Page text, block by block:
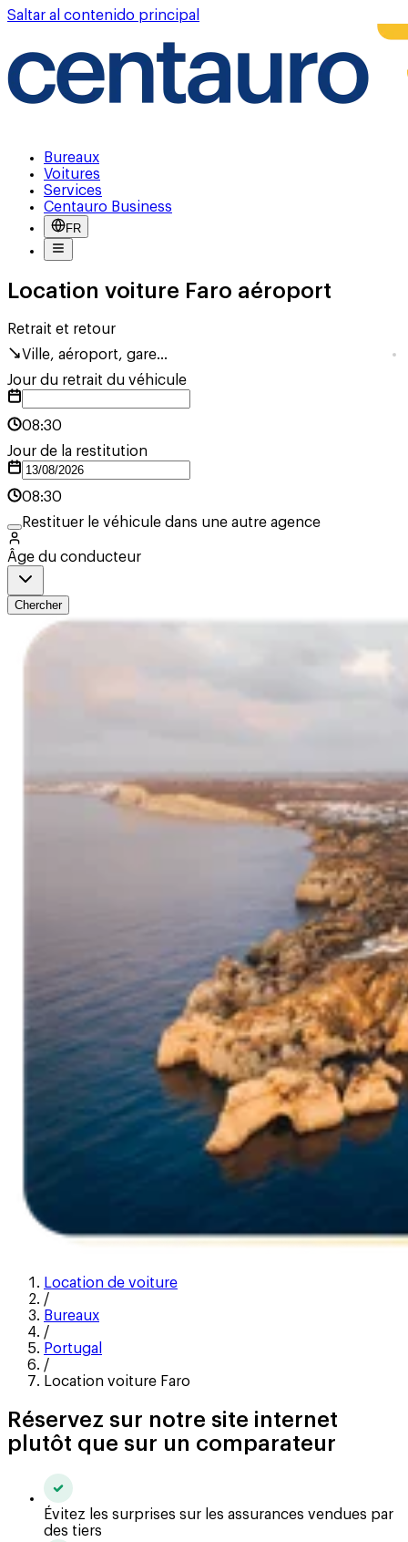
Saltar al contenido principal
Bureaux
Voitures
Services
Centauro Business
FR
Location voiture Faro aéroport
Retrait et retour
Ville, aéroport, gare...
Jour du retrait du véhicule
08:30
Jour de la restitution
08:30
Restituer le véhicule dans une autre agence
Âge du conducteur
Chercher
Location de voiture
/
Bureaux
/
Portugal
/
Location voiture Faro
Réservez sur notre site internet
plutôt que sur un comparateur
Évitez les surprises sur les assurances vendues par
des tiers